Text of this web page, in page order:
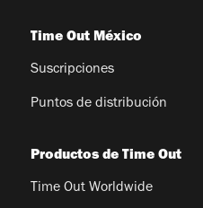
Time Out México
Suscripciones
Puntos de distribución
Productos de Time Out
Time Out Worldwide